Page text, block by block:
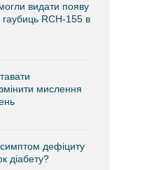
видати появу
гаубиць RCH-155 в
мислення
дефіциту
діабету?